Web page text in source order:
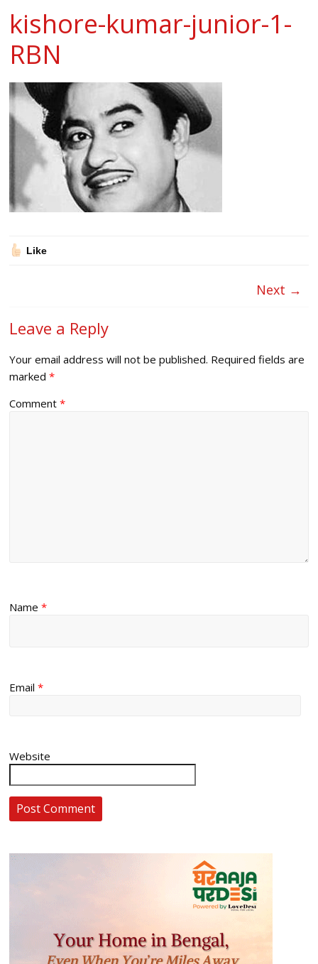
kishore-kumar-junior-1-
RBN
Like
Next →
Leave a Reply
Your email address will not be published. Required fields are
marked*
Comment*
Name*
Email*
Website